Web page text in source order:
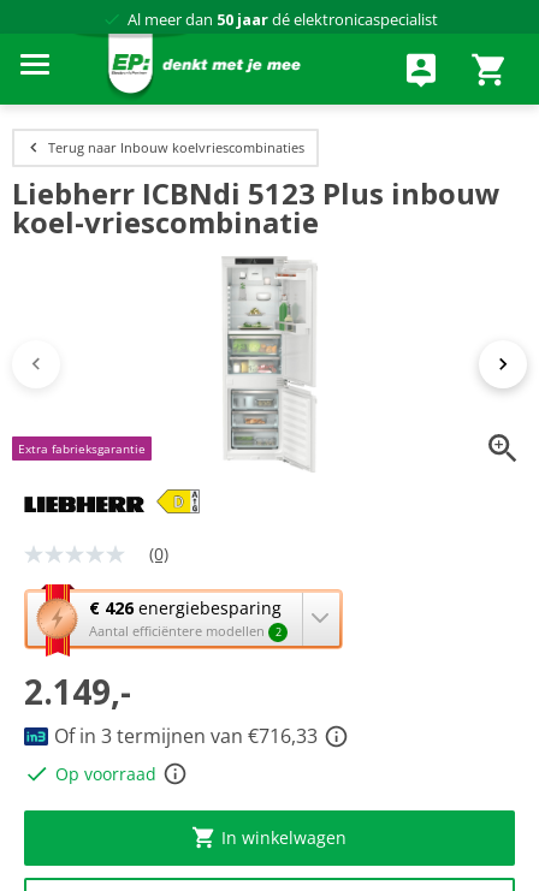
Al meer dan 50 jaardé elektronicaspecialist
Terug naar Inbouw koelvriescombinaties
Liebherr ICBNdi 5123 Plus inbouw
koel-vriescombinatie
Extra fabrieksgarantie
Geen
scorewaarde
Dezelfde
paginalink.
(0)
€ 426energiebesparing
Aantal efficiëntere modellen 2
Met
deze
knop
opent
Youreko’s
tool
voor
energiebesparing.
2.149,-
Of in 3 termijnen van €716,33
Op voorraad
In winkelwagen